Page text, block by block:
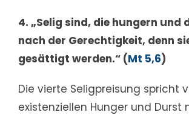
4. „Selig sind, die hungern und
nach der Gerechtigkeit, denn
gesättigt werden.“ (Mt 5,6)
Die vierte Seligpreisung spricht
existenziellen Hunger und Durst